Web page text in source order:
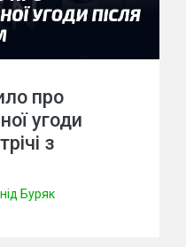
про
угоди
з
Буряк